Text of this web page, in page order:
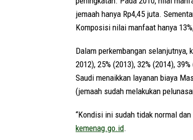
jemaah hanya Rp4,45 juta.
Komposisi nilai manfaat hanya
Dalam perkembangan
2012), 25% (2013), 32% (2014),
Saudi menaikkan layanan biaya
(jemaah sudah melakukan
“Kondisi ini sudah tidak normal
kemenag.go.id.